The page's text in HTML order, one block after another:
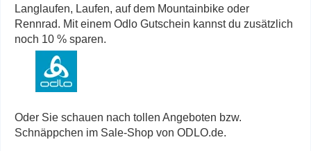
Langlaufen, Laufen, auf dem Mountainbike oder
Rennrad. Mit einem Odlo Gutschein kannst du zusätzlich
noch 10 % sparen.
Oder Sie schauen nach tollen Angeboten bzw.
Schnäppchen im Sale-Shop von ODLO.de.